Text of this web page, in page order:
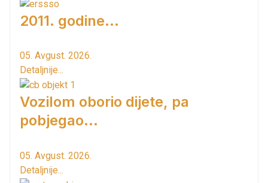
2011. godine...
05. Avgust. 2026.
Detaljnije...
Vozilom oborio dijete, pa
pobjegao...
05. Avgust. 2026.
Detaljnije...